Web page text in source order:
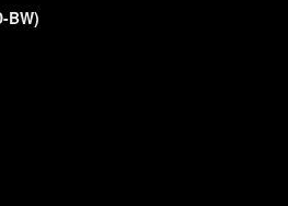
BW)